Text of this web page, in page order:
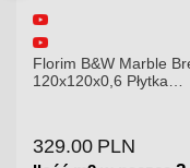
Florim B&W Marble
120x120x0,6 Płytka
329.00 PLN